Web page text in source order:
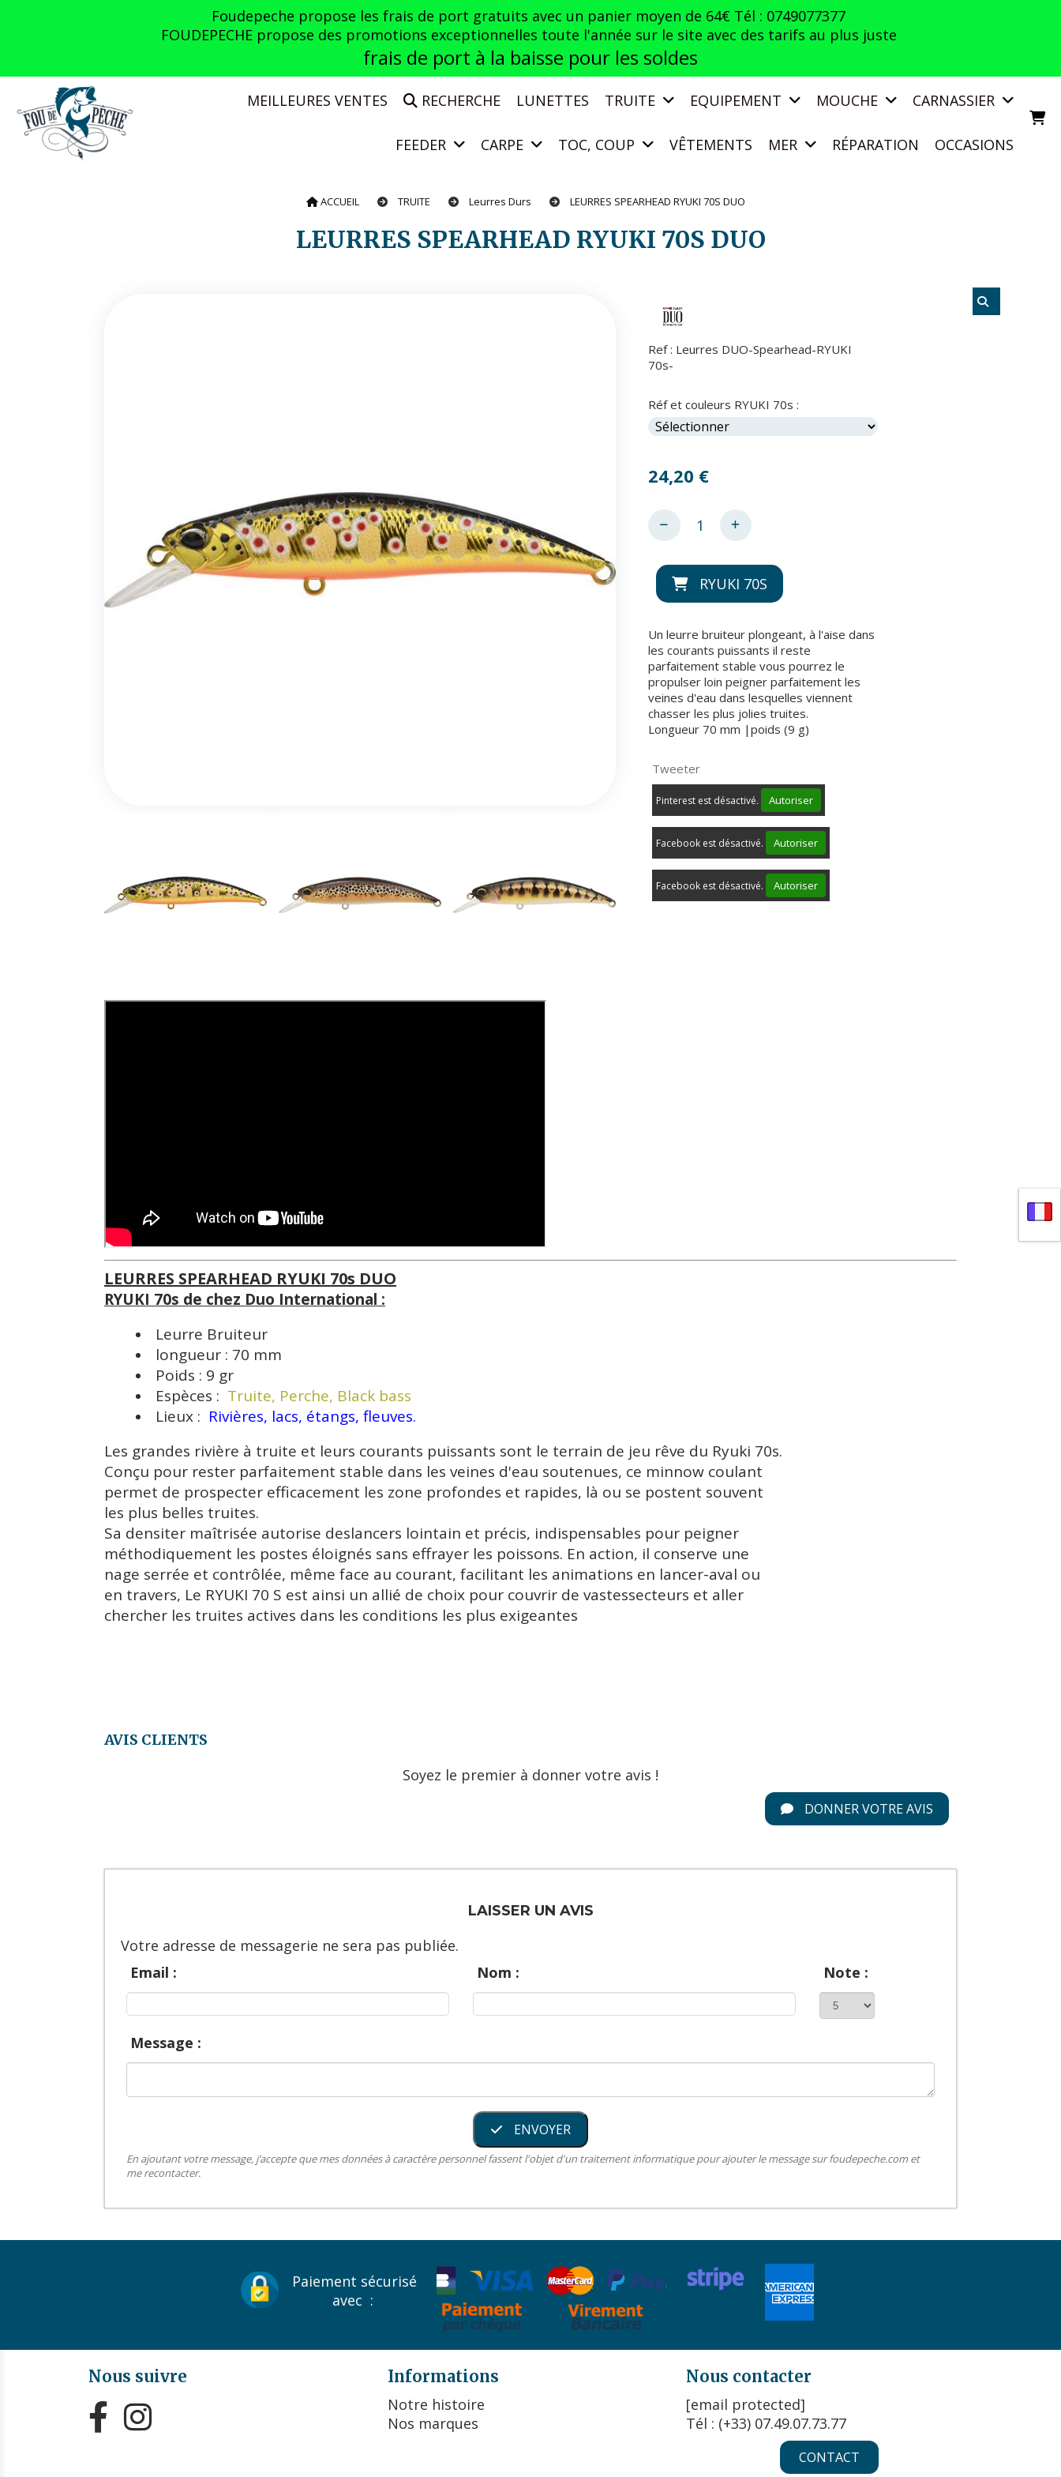
Foudepeche propose les frais de port gratuits avec un panier moyen de 64€ Tél : 0749077377
FOUDEPECHE propose des promotions exceptionnelles toute l'année sur le site avec des tarifs au plus juste
frais de port à la baisse pour les soldes
MEILLEURES VENTES RECHERCHE LUNETTES TRUITE EQUIPEMENT MOUCHE CARNASSIER
FEEDER CARPE TOC, COUP VÊTEMENTS MER RÉPARATION OCCASIONS
ACCUEIL TRUITE Leurres Durs LEURRES SPEARHEAD RYUKI 70S DUO
LEURRES SPEARHEAD RYUKI 70S DUO
Ref : Leurres DUO-Spearhead-RYUKI
70s-
Réf et couleurs RYUKI 70s :
24,20 €
RYUKI 70S
Un leurre bruiteur plongeant, à l'aise dans
les courants puissants il reste
parfaitement stable vous pourrez le
propulser loin peigner parfaitement les
veines d'eau dans lesquelles viennent
chasser les plus jolies truites.
Longueur 70 mm |poids (9 g)
Tweeter
Pinterest est désactivé. Autoriser
Facebook est désactivé. Autoriser
Facebook est désactivé. Autoriser
LEURRES SPEARHEAD RYUKI 70s DUO
RYUKI 70s de chez Duo International :
Leurre Bruiteur
longueur : 70 mm
Poids : 9 gr
Espèces : Truite, Perche, Black bass
Lieux : Rivières, lacs, étangs, fleuves.
Les grandes rivière à truite et leurs courants puissants sont le terrain de jeu rêve du Ryuki 70s.
Conçu pour rester parfaitement stable dans les veines d'eau soutenues, ce minnow coulant
permet de prospecter efficacement les zone profondes et rapides, là ou se postent souvent
les plus belles truites.
Sa densiter maîtrisée autorise deslancers lointain et précis, indispensables pour peigner
méthodiquement les postes éloignés sans effrayer les poissons. En action, il conserve une
nage serrée et contrôlée, même face au courant, facilitant les animations en lancer-aval ou
en travers, Le RYUKI 70 S est ainsi un allié de choix pour couvrir de vastessecteurs et aller
chercher les truites actives dans les conditions les plus exigeantes
AVIS CLIENTS
Soyez le premier à donner votre avis !
DONNER VOTRE AVIS
LAISSER UN AVIS
Votre adresse de messagerie ne sera pas publiée.
Email :
Nom : Note :
Message :
ENVOYER
En ajoutant votre message, j’accepte que mes données à caractère personnel fassent l'objet d'un traitement informatique pour ajouter le message sur foudepeche.com et
me recontacter.
Paiement sécurisé
avec :
Nous suivre
 
Informations
Notre histoire
Nos marques
Nous contacter
[email protected]
Tél : (+33) 07.49.07.73.77
CONTACT